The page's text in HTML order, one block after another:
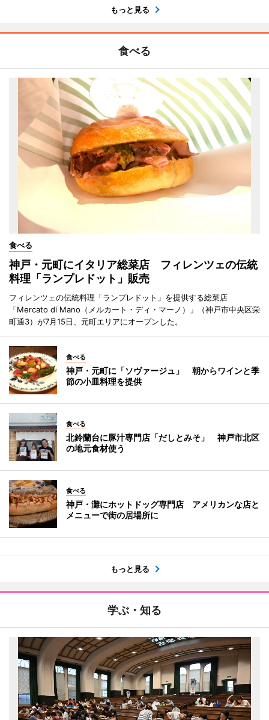
もっと見る
食べる
食べる
神戸・元町にイタリア総菜店 フィレンツェの伝統
料理「ランプレドット」販売
フィレンツェの伝統料理「ランプレドット」を提供する総菜店
「Mercato di Mano（メルカート・ディ・マーノ）」（神戸市中央区栄
町通3）が7月15日、元町エリアにオープンした。
食べる
神戸・元町に「ソヴァージュ」 朝からワインと季
節の小皿料理を提供
食べる
北鈴蘭台に豚汁専門店「だしとみそ」 神戸市北区
の地元食材使う
食べる
神戸・灘にホットドッグ専門店 アメリカンな店と
メニューで街の居場所に
もっと見る
学ぶ・知る